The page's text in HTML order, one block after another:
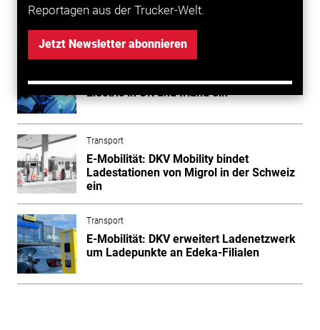
Reportagen aus der Trucker-Welt.
Jetzt Newsletter abonnieren
Transport
E-Mobilität: DKV bindet Applegreen
Electric in UK und Irland ein
Transport
E-Mobilität: DKV Mobility bindet
Ladestationen von Migrol in der Schweiz
ein
Transport
E-Mobilität: DKV erweitert Ladenetzwerk
um Ladepunkte an Edeka-Filialen